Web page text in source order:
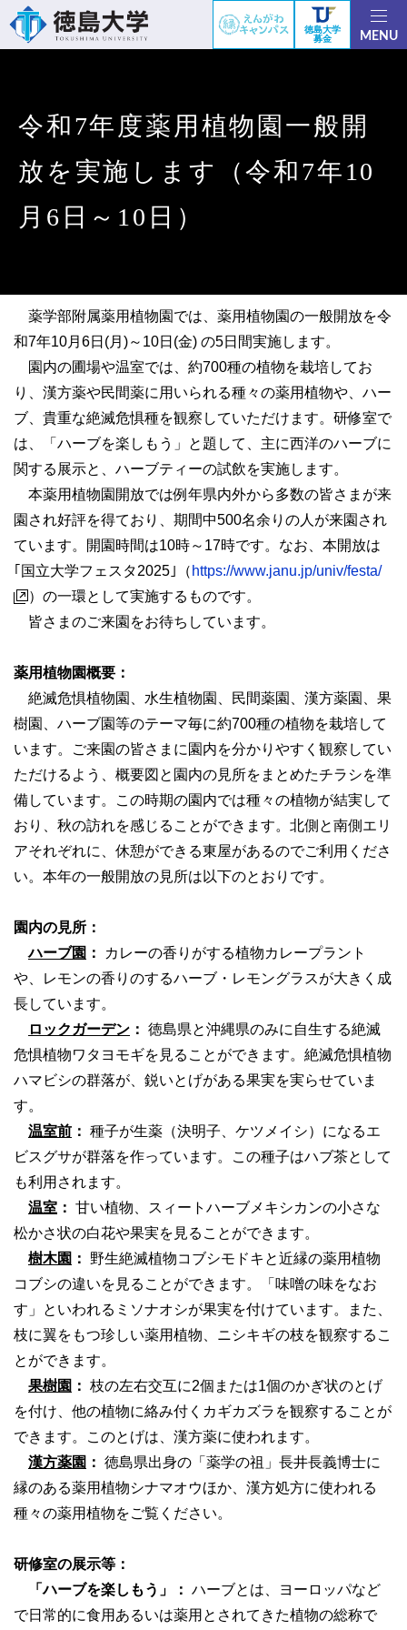
徳島大学
募金
MENU
令和7年度薬用植物園一般開
放を実施します（令和7年10
月6日～10日）
薬学部附属薬用植物園では、薬用植物園の一般開放を令
和7年10月6日(月)～10日(金) の5日間実施します。
園内の圃場や温室では、約700種の植物を栽培してお
り、漢方薬や民間薬に用いられる種々の薬用植物や、ハー
ブ、貴重な絶滅危惧種を観察していただけます。研修室で
は、「ハーブを楽しもう」と題して、主に西洋のハーブに
関する展示と、ハーブティーの試飲を実施します。
本薬用植物園開放では例年県内外から多数の皆さまが来
園され好評を得ており、期間中500名余りの人が来園され
ています。開園時間は10時～17時です。なお、本開放は
｢国立大学フェスタ2025｣（ https://www.janu.jp/univ/festa/
）の一環として実施するものです。
皆さまのご来園をお待ちしています。
薬用植物園概要：
絶滅危惧植物園、水生植物園、民間薬園、漢方薬園、果
樹園、ハーブ園等のテーマ毎に約700種の植物を栽培して
います。ご来園の皆さまに園内を分かりやすく観察してい
ただけるよう、概要図と園内の見所をまとめたチラシを準
備しています。この時期の園内では種々の植物が結実して
おり、秋の訪れを感じることができます。北側と南側エリ
アそれぞれに、休憩ができる東屋があるのでご利用くださ
い。本年の一般開放の見所は以下のとおりです。
園内の見所：
ハーブ園 ：
カレーの香りがする植物カレープラント
や、レモンの香りのするハーブ・レモングラスが大きく成
長しています。
ロックガーデン ： 徳島県と沖縄県のみに自生する絶滅
危惧植物ワタヨモギを見ることができます。絶滅危惧植物
ハマビシの群落が、鋭いとげがある果実を実らせていま
す。
温室前 ： 種子が生薬（決明子、ケツメイシ）になるエ
ビスグサが群落を作っています。この種子はハブ茶として
も利用されます。
温室 ： 甘い植物、スィートハーブメキシカンの小さな
松かさ状の白花や果実を見ることができます。
樹木園 ：
野生絶滅植物コブシモドキと近縁の薬用植物
コブシの違いを見ることができます。「味噌の味をなお
す」といわれるミソナオシが果実を付けています。また、
枝に翼をもつ珍しい薬用植物、ニシキギの枝を観察するこ
とができます。
果樹園 ： 枝の左右交互に2個または1個のかぎ状のとげ
を付け、他の植物に絡み付くカギカズラを観察することが
できます。このとげは、漢方薬に使われます。
漢方薬園 ： 徳島県出身の「薬学の祖」長井長義博士に
縁のある薬用植物シナマオウほか、漢方処方に使われる
種々の薬用植物をご覧ください。
研修室の展示等：
「ハーブを楽しもう」： ハーブとは、ヨーロッパなど
で日常的に食用あるいは薬用とされてきた植物の総称で